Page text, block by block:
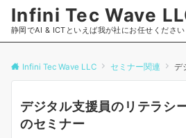
Infini Tec Wave
静岡でAI & ICTといえば我が社にお任せください
Infini Tec Wave LLC セミナー関連 デジ
デジタル支援員のリテラシ
のセミナー